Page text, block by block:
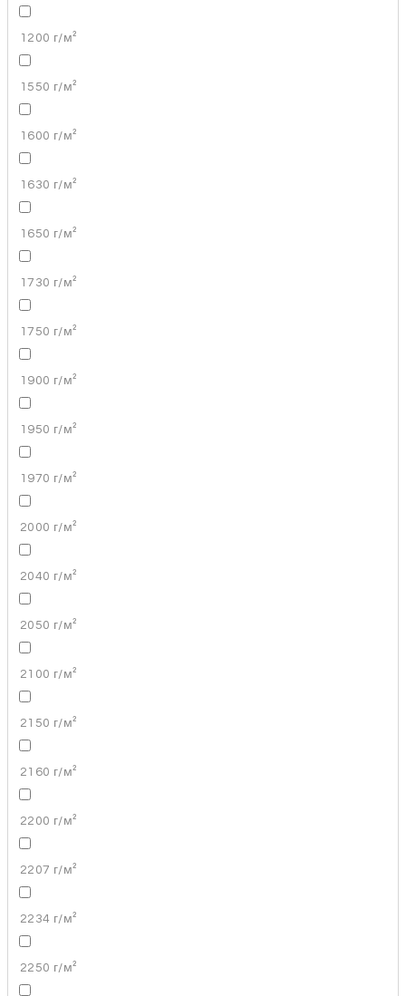
1200 г/м²
1550 г/м²
1600 г/м²
1630 г/м²
1650 г/м²
1730 г/м²
1750 г/м²
1900 г/м²
1950 г/м²
1970 г/м²
2000 г/м²
2040 г/м²
2050 г/м²
2100 г/м²
2150 г/м²
2160 г/м²
2200 г/м²
2207 г/м²
2234 г/м²
2250 г/м²